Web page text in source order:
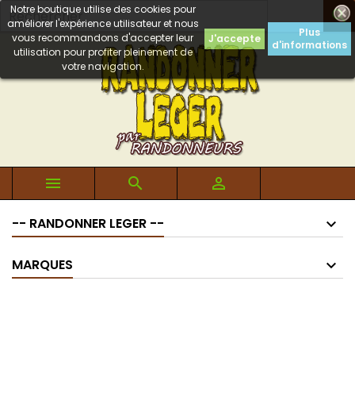

Notre boutique utilise des cookies pour
améliorer l'expérience utilisateur et nous
vous recommandons d'accepter leur
utilisation pour profiter pleinement de
votre navigation.
J'accepte
Plus
d'informations
  
-- RANDONNER LEGER --
MARQUES